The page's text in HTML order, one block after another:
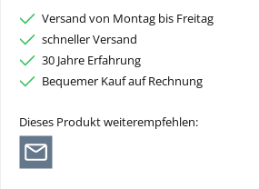
Versand von Montag bis Freitag
schneller Versand
30 Jahre Erfahrung
Bequemer Kauf auf Rechnung
Dieses Produkt weiterempfehlen: